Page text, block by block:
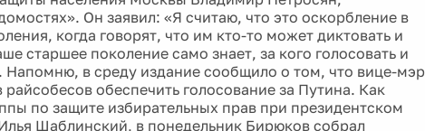
Он заявил: «Я считаю, что это оскорбление в
когда говорят, что им кто-то может диктовать и
старшее поколение само знает, за кого голосовать и
Напомню, в среду издание сообщило о том, что вице-мэр
обеспечить голосование за Путина. Как
по защите избирательных прав при президентском
Шаблинский, в понедельник Бирюков собрал